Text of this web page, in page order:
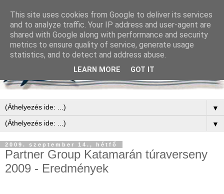
▼
▼
2009. szeptember 14., hétfő
Partner Group Katamarán túraverseny
2009 - Eredmények
This site uses cookies from Google to deliver its services
and to analyze traffic. Your IP address and user-agent are
shared with Google along with performance and security
metrics to ensure quality of service, generate usage
statistics, and to detect and address abuse.
LEARN MORE GOT IT